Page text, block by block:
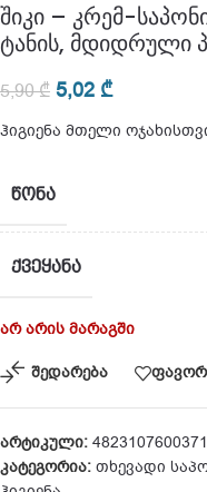
შიკი – კრემ-
ტანის, მდიდრული
5,90₾ 5,02 ₾
ჰიგიენა მთელი
ᲬᲝᲜᲐ
ᲥᲕᲔᲧᲐᲜᲐ
არ არის მარაგში
შედარება
არტიკული: 4823107600371
კატეგორია: თხევადი